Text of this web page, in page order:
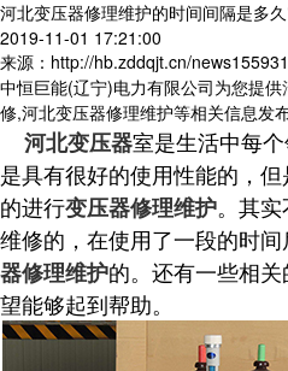
河北变压器修理维护的时间间隔是多
2019-11-01 17:21:00
来源：http://hb.zddqjt.cn/
中恒巨能(辽宁)电力有限公司为您提供
修,河北变压器修理维护等相关信息发
河北变压器室是生活中每
是具有很好的使用性能的，
的进行变压器修理维护。其
维修的，在使用了一段的时
器修理维护的。还有一些相
望能够起到帮助。